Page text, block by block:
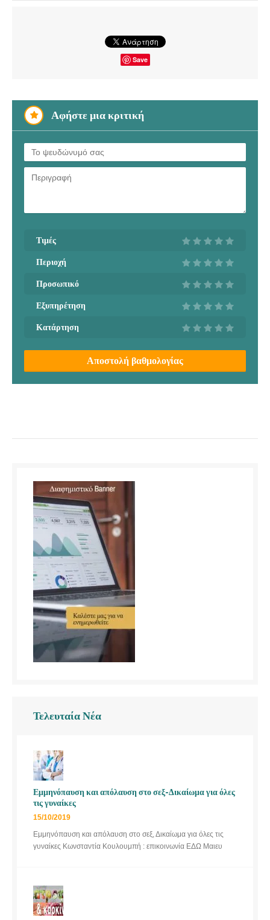
Save
Αφήστε μια κριτική
Τιμές
Περιοχή
Προσωπικό
Εξυπηρέτηση
Κατάρτηση
Αποστολή βαθμολογίας
Τελευταία Νέα
Εμμηνόπαυση και απόλαυση στο σεξ-Δικαίωμα για όλες
τις γυναίκες
15/10/2019
Εμμηνόπαυση και απόλαυση στο σεξ, Δικαίωμα για όλες τις
γυναίκες Κωνσταντία Κουλουμπή : επικοινωνία ΕΔΩ Μαιευ